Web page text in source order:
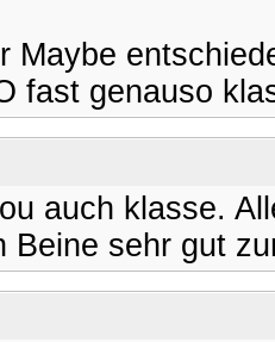
Maybe
fast genauso
auch klasse.
Beine sehr gut